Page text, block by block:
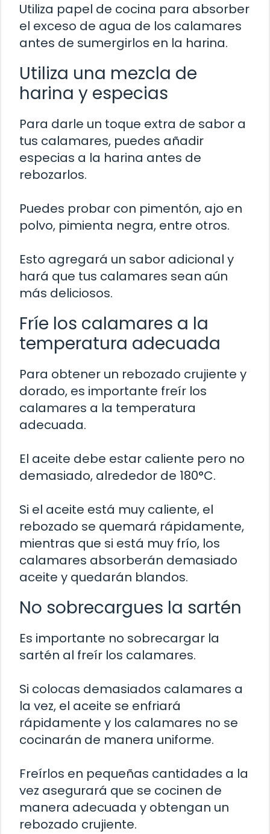
Utiliza papel de cocina para absorber
el exceso de agua de los calamares
antes de sumergirlos en la harina.
Utiliza una mezcla de
harina y especias
Para darle un toque extra de sabor a
tus calamares, puedes añadir
especias a la harina antes de
rebozarlos.
Puedes probar con pimentón, ajo en
polvo, pimienta negra, entre otros.
Esto agregará un sabor adicional y
hará que tus calamares sean aún
más deliciosos.
Fríe los calamares a la
temperatura adecuada
Para obtener un rebozado crujiente y
dorado, es importante freír los
calamares a la temperatura
adecuada.
El aceite debe estar caliente pero no
demasiado, alrededor de 180°C.
Si el aceite está muy caliente, el
rebozado se quemará rápidamente,
mientras que si está muy frío, los
calamares absorberán demasiado
aceite y quedarán blandos.
No sobrecargues la sartén
Es importante no sobrecargar la
sartén al freír los calamares.
Si colocas demasiados calamares a
la vez, el aceite se enfriará
rápidamente y los calamares no se
cocinarán de manera uniforme.
Freírlos en pequeñas cantidades a la
vez asegurará que se cocinen de
manera adecuada y obtengan un
rebozado crujiente.